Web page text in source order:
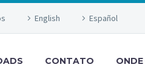
English Español
CONTATO